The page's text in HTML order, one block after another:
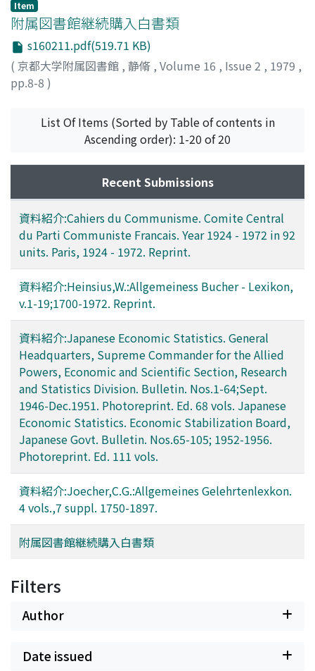
Item
附属図書館継続購入白書類
s160211.pdf(519.71 KB)
( 京都大学附属図書館 , 静脩 , Volume 16 , Issue 2 , 1979 ,
pp.8-8 )
List Of Items (Sorted by Table of contents in
Ascending order): 1-20 of 20
Recent Submissions
資料紹介:Cahiers du Communisme. Comite Central
du Parti Communiste Francais. Year 1924 - 1972 in 92
units. Paris, 1924 - 1972. Reprint.
資料紹介:Heinsius,W.:Allgemeiness Bucher - Lexikon,
v.1-19;1700-1972. Reprint.
資料紹介:Japanese Economic Statistics. General
Headquarters, Supreme Commander for the Allied
Powers, Economic and Scientific Section, Research
and Statistics Division. Bulletin. Nos.1-64;Sept.
1946-Dec.1951. Photoreprint. Ed. 68 vols. Japanese
Economic Statistics. Economic Stabilization Board,
Japanese Govt. Bulletin. Nos.65-105; 1952-1956.
Photoreprint. Ed. 111 vols.
資料紹介:Joecher,C.G.:Allgemeines Gelehrtenlexkon.
4 vols.,7 suppl. 1750-1897.
附属図書館継続購入白書類
Filters
Author
Date issued